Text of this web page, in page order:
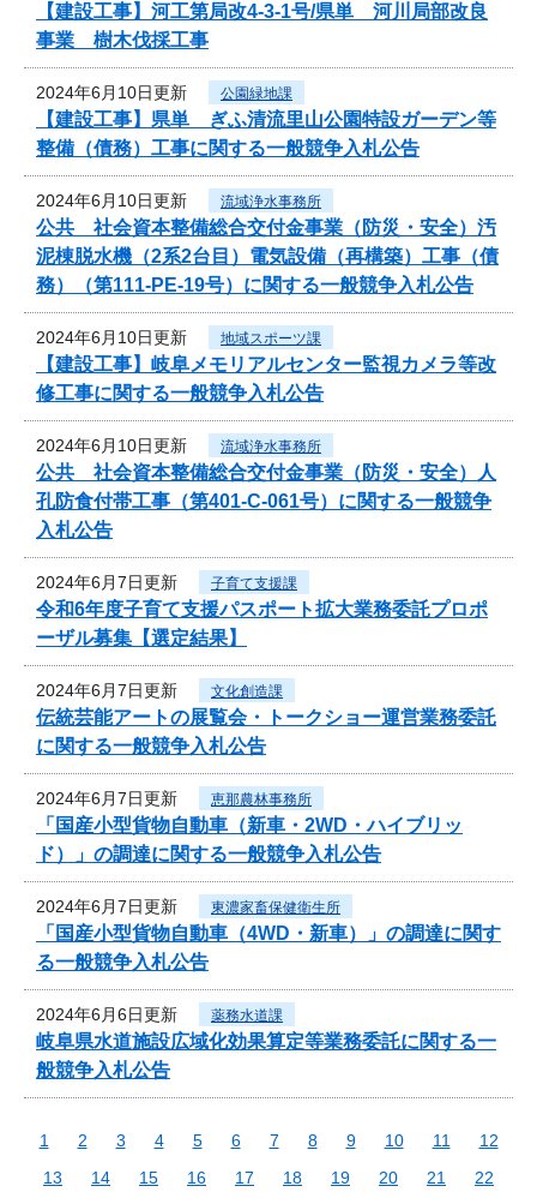
【建設工事】河工第局改4-3-1号/県単 河川局部改良
事業 樹木伐採工事
2024年6月10日更新 公園緑地課
【建設工事】県単 ぎふ清流里山公園特設ガーデン等
整備（債務）工事に関する一般競争入札公告
2024年6月10日更新 流域浄水事務所
公共 社会資本整備総合交付金事業（防災・安全）汚
泥棟脱水機（2系2台目）電気設備（再構築）工事（債
務）（第111-PE-19号）に関する一般競争入札公告
2024年6月10日更新 地域スポーツ課
【建設工事】岐阜メモリアルセンター監視カメラ等改
修工事に関する一般競争入札公告
2024年6月10日更新 流域浄水事務所
公共 社会資本整備総合交付金事業（防災・安全）人
孔防食付帯工事（第401-C-061号）に関する一般競争
入札公告
2024年6月7日更新 子育て支援課
令和6年度子育て支援パスポート拡大業務委託プロポ
ーザル募集【選定結果】
2024年6月7日更新 文化創造課
伝統芸能アートの展覧会・トークショー運営業務委託
に関する一般競争入札公告
2024年6月7日更新 恵那農林事務所
「国産小型貨物自動車（新車・2WD・ハイブリッ
ド）」の調達に関する一般競争入札公告
2024年6月7日更新 東濃家畜保健衛生所
「国産小型貨物自動車（4WD・新車）」の調達に関す
る一般競争入札公告
2024年6月6日更新 薬務水道課
岐阜県水道施設広域化効果算定等業務委託に関する一
般競争入札公告
1 2 3 4 5 6 7 8 9 10 11
12
13
14 15 16 17 18 19 20 21
22